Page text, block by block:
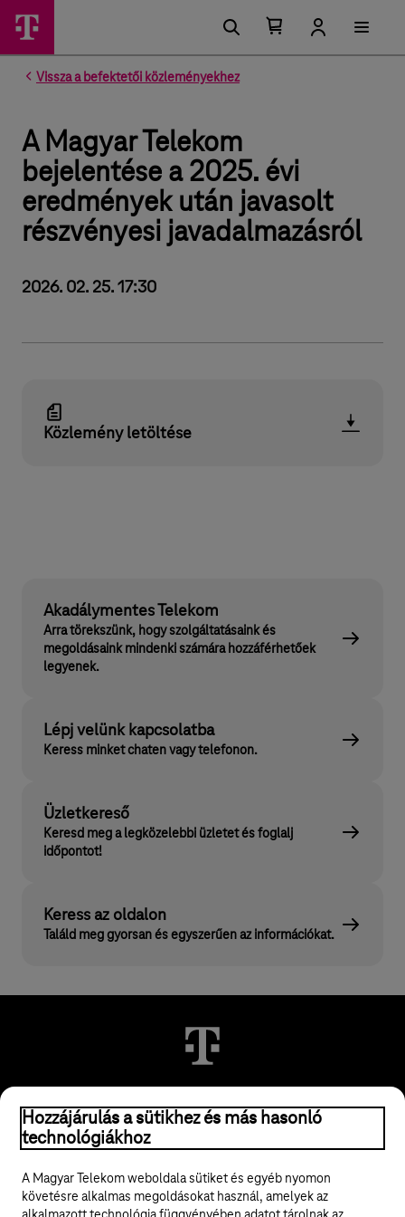
Vissza a befektetői közleményekhez
A Magyar Telekom
bejelentése a 2025. évi
eredmények után javasolt
részvényesi javadalmazásról
2026. 02. 25. 17:30
Közlemény letöltése
Akadálymentes Telekom
Arra törekszünk, hogy szolgáltatásaink és
megoldásaink mindenki számára hozzáférhetőek
legyenek.
Lépj velünk kapcsolatba
Keress minket chaten vagy telefonon.
Üzletkereső
Keresd meg a legközelebbi üzletet és foglalj
időpontot!
Keress az oldalon
Találd meg gyorsan és egyszerűen az információkat.
© 2026 Magyar Telekom Nyrt.
ÁSZF
Hozzájárulás a sütikhez és más hasonló
technológiákhoz
A Magyar Telekom weboldala sütiket és egyéb nyomon
követésre alkalmas megoldásokat használ, amelyek az